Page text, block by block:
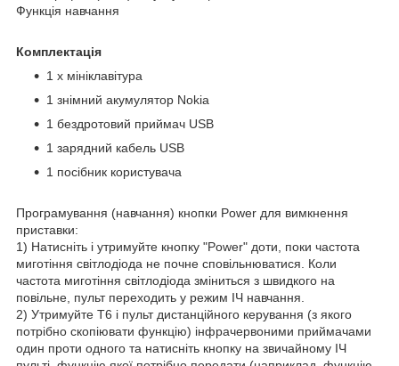
Функція навчання
Комплектація
1 х мініклавітура
1 знімний акумулятор Nokia
1 бездротовий приймач USB
1 зарядний кабель USB
1 посібник користувача
Програмування (навчання) кнопки Power для вимкнення
приставки:
1) Натисніть і утримуйте кнопку "Power" доти, поки частота
миготіння світлодіода не почне сповільнюватися. Коли
частота миготіння світлодіода зміниться з швидкого на
повільне, пульт переходить у режим ІЧ навчання.
2) Утримуйте T6 і пульт дистанційного керування (з якого
потрібно скопіювати функцію) інфрачервоними приймачами
один проти одного та натисніть кнопку на звичайному ІЧ